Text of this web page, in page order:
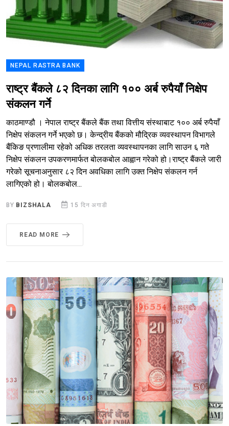
NEPAL RASTRA BANK
राष्ट्र बैंकले ८२ दिनका लागि १०० अर्ब रुपैयाँ निक्षेप
संकलन गर्ने
काठमाण्डौ । नेपाल राष्ट्र बैंकले बैंक तथा वित्तीय संस्थाबाट १०० अर्ब रुपैयाँ
निक्षेप संकलन गर्ने भएको छ। केन्द्रीय बैंकको मौद्रिक व्यवस्थापन विभागले
बैंकिङ प्रणालीमा रहेको अधिक तरलता व्यवस्थापनका लागि साउन ६ गते
निक्षेप संकलन उपकरणमार्फत बोलकबोल आह्वान गरेको हो।राष्ट्र बैंकले जारी
गरेको सूचनाअनुसार ८२ दिन अवधिका लागि उक्त निक्षेप संकलन गर्न
लागिएको हो। बोलकबोल...
BY BIZSHALA 15 दिन अगाडी
READ MORE